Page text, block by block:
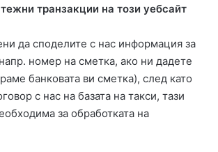
транзакции на този уебсайт
да споделите с нас информация за
номер на сметка, ако ни дадете
банковата ви сметка), след като
с нас на базата на такси, тази
за обработката на